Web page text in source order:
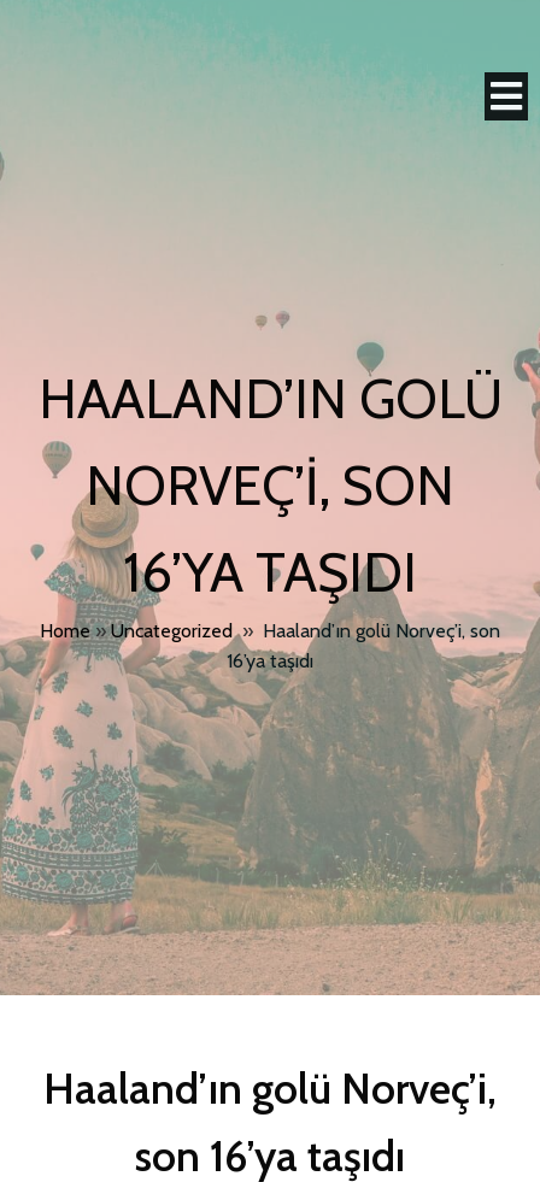
HAALAND’IN GOLÜ
NORVEÇ’I, SON
16’YA TAŞIDI
Home»Uncategorized » Haaland’ın golü Norveç’i, son
16’ya taşıdı
Haaland’ın golü Norveç’i,
son 16’ya taşıdı